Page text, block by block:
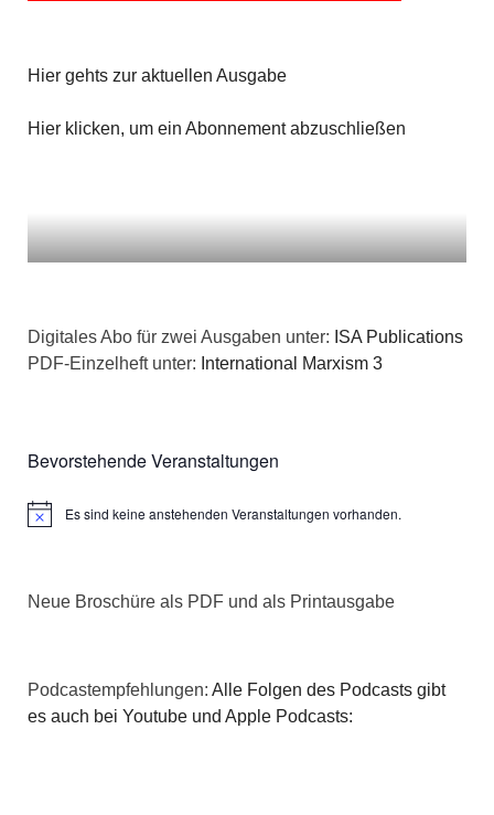
Hier gehts zur aktuellen Ausgabe
Hier klicken, um ein Abonnement abzuschließen
Digitales Abo für zwei Ausgaben unter: ISA Publications
PDF-Einzelheft unter: International Marxism 3
Bevorstehende Veranstaltungen
HinweisEs sind keine anstehenden Veranstaltungen vorhanden.
Neue Broschüre als PDF und als Printausgabe
Podcastempfehlungen: Alle Folgen des Podcasts gibt
es auch bei Youtube und Apple Podcasts: